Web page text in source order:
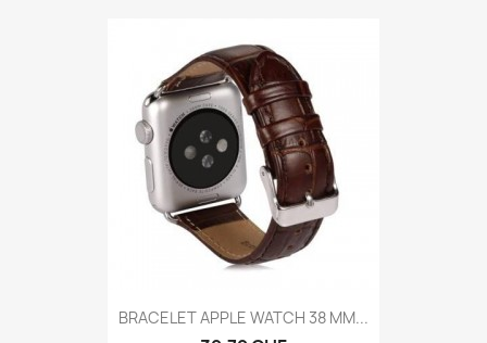
BRACELET APPLE WATCH 38 MM...